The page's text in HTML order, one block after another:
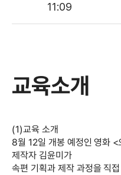
11:09
교육소개
(1)교육 소개
8월 12일 개봉 예정인 영화
제작자 김윤미가
속편 기획과 제작 과정을 직